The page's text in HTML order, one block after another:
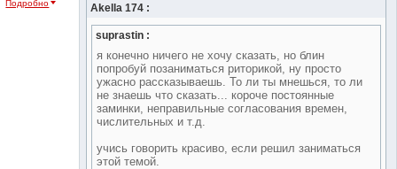
Подробно Akella 174 :
suprastin :
я конечно ничего не хочу сказать, но блин
попробуй позаниматься риторикой, ну просто
ужасно рассказываешь. То ли ты мнешься, то ли
не знаешь что сказать... короче постоянные
заминки, неправильные согласования времен,
числительных и т.д.
учись говорить красиво, если решил заниматься
этой темой.